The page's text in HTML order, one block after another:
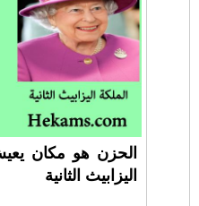
الحزن هو مكان
اليزابيث الثانية